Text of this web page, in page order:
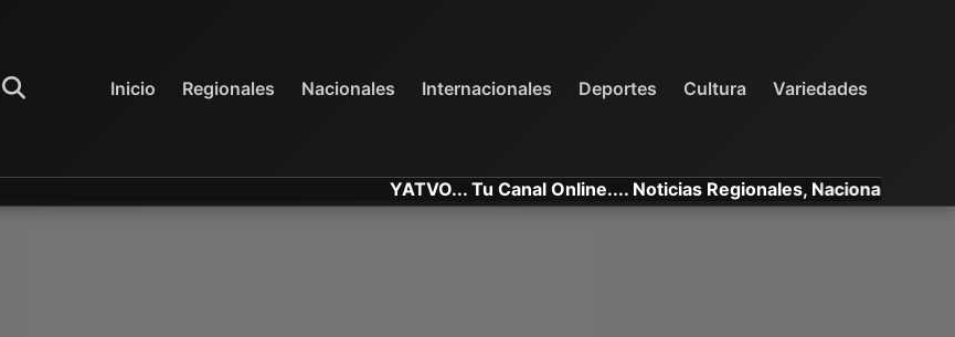
Inicio Regionales Nacionales Internacionales Deportes Cultura Variedades
YATVO... Tu Canal Online.... Noticias Regionales, Nacionales e